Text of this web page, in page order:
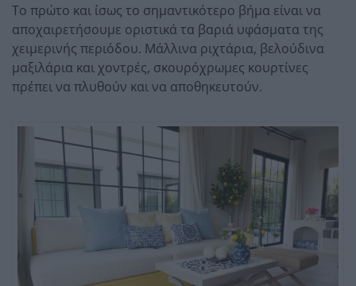
Το πρώτο και ίσως το σημαντικότερο βήμα είναι να
αποχαιρετήσουμε οριστικά τα βαριά υφάσματα της
χειμερινής περιόδου. Μάλλινα ριχτάρια, βελούδινα
μαξιλάρια και χοντρές, σκουρόχρωμες κουρτίνες
πρέπει να πλυθούν και να αποθηκευτούν.